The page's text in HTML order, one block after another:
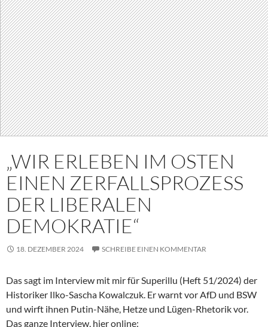
„WIR ERLEBEN IM OSTEN
EINEN ZERFALLSPROZESS
DER LIBERALEN
DEMOKRATIE“
18. DEZEMBER 2024 SCHREIBE EINEN KOMMENTAR
Das sagt im Interview mit mir für Superillu (Heft 51/2024) der
Historiker Ilko-Sascha Kowalczuk. Er warnt vor AfD und BSW
und wirft ihnen Putin-Nähe, Hetze und Lügen-Rhetorik vor.
Das ganze Interview, hier online: